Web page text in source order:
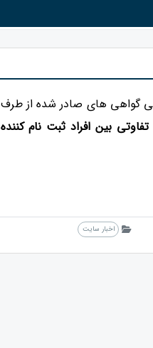
گواهی های صادر شده از طرف
بین افراد ثبت نام کننده
اخبار سایت